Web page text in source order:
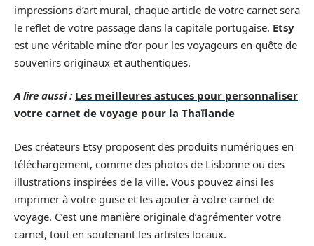
impressions d’art mural, chaque article de votre carnet sera
le reflet de votre passage dans la capitale portugaise. Etsy
est une véritable mine d’or pour les voyageurs en quête de
souvenirs originaux et authentiques.
A lire aussi : Les meilleures astuces pour personnaliser
votre carnet de voyage pour la Thaïlande
Des créateurs Etsy proposent des produits numériques en
téléchargement, comme des photos de Lisbonne ou des
illustrations inspirées de la ville. Vous pouvez ainsi les
imprimer à votre guise et les ajouter à votre carnet de
voyage. C’est une manière originale d’agrémenter votre
carnet, tout en soutenant les artistes locaux.